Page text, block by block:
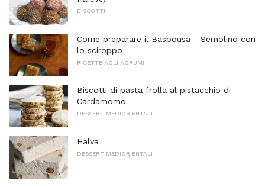
BISCOTTI
Come preparare il Basbousa - Semolino con
lo sciroppo
RICETTE AGLI AGRUMI
Biscotti di pasta frolla al pistacchio di
Cardamomo
DESSERT MEDIORIENTALI
Halva
DESSERT MEDIORIENTALI